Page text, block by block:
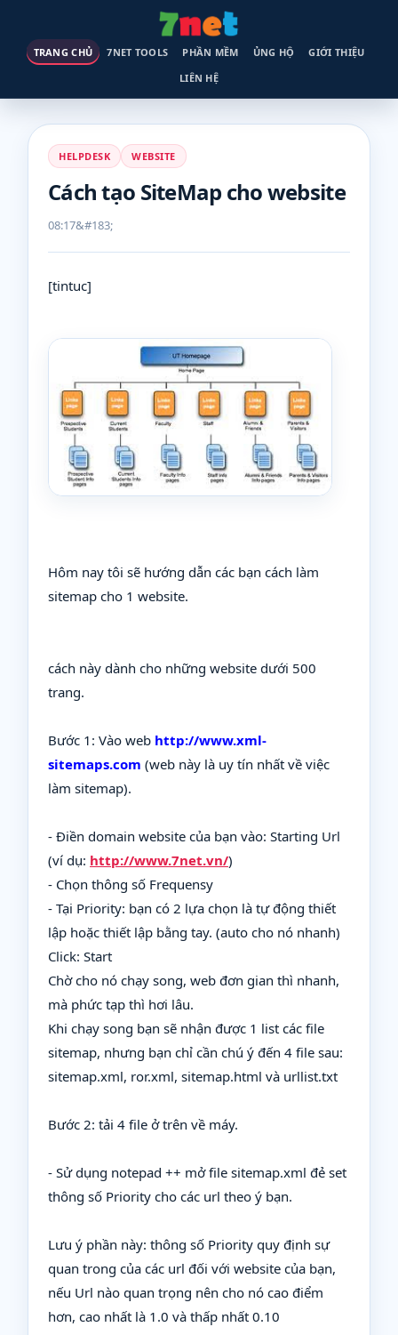
TRANG CHỦ 7NET TOOLS PHẦN MỀM ỦNG HỘ
GIỚI THIỆU
LIÊN HỆ
HELPDESK WEBSITE
Cách tạo SiteMap cho website
08:17
[tintuc]
Hôm nay tôi sẽ hướng dẫn các bạn cách làm
sitemap cho 1 website.
cách này dành cho những website dưới 500
trang.
Bước 1: Vào web http://www.xml-
sitemaps.com (web này là uy tín nhất về việc
làm sitemap).
- Điền domain website của bạn vào: Starting Url
(ví dụ: http://www.7net.vn/)
- Chọn thông số Frequensy
- Tại Priority: bạn có 2 lựa chọn là tự động thiết
lập hoặc thiết lập bằng tay. (auto cho nó nhanh)
Click: Start
Chờ cho nó chạy song, web đơn gian thì nhanh,
mà phức tạp thì hơi lâu.
Khi chạy song bạn sẽ nhận được 1 list các file
sitemap, nhưng bạn chỉ cần chú ý đến 4 file sau:
sitemap.xml, ror.xml, sitemap.html và urllist.txt
Bước 2: tải 4 file ở trên về máy.
- Sử dụng notepad ++ mở file sitemap.xml đẻ set
thông số Priority cho các url theo ý bạn.
Lưu ý phần này: thông số Priority quy định sự
quan trong của các url đối với website của bạn,
nếu Url nào quan trọng nên cho nó cao điểm
hơn, cao nhất là 1.0 và thấp nhất 0.10